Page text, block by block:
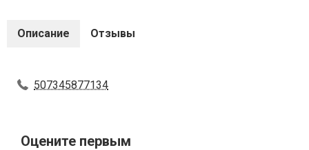
Описание Отзывы
507345877134
Оцените первым